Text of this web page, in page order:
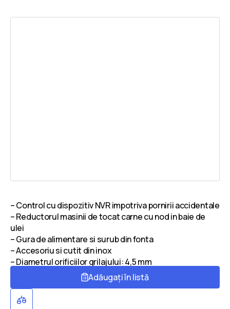
– Control cu dispozitiv NVR impotriva pornirii accidentale
– Reductorul masinii de tocat carne cu nod in baie de
ulei
– Gura de alimentare si surub din fonta
– Accesoriu si cutit din inox
– Diametrul orificiilor grilajului: 4,5 mm
Adăugați în listă